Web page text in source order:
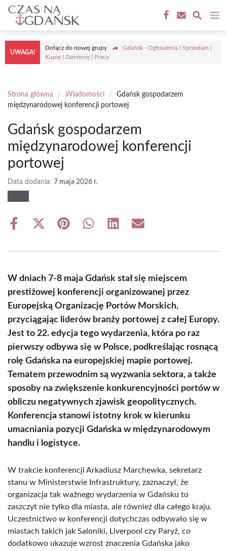
Przejdź
treści
UWAGA!
Dołącz do nowej grupy
Gdańsk - Ogłoszenia | Sprzedam |
Kupię | Zamienię | Praca
Strona główna / Wiadomości /
Gdańsk gospodarzem
międzynarodowej konferencji portowej
Gdańsk gospodarzem
międzynarodowej konferencji
portowej
Data dodania: 7 maja 2026 r.
Share
Share
(Twitter)
Share Share Share Share
W dniach 7-8 maja Gdańsk stał się miejscem
prestiżowej konferencji organizowanej przez
Europejską Organizację Portów Morskich,
przyciągając liderów branży portowej z całej Europy.
Jest to 22. edycja tego wydarzenia, która po raz
pierwszy odbywa się w Polsce, podkreślając rosnącą
rolę Gdańska na europejskiej mapie portowej.
Tematem przewodnim są wyzwania sektora, a także
sposoby na zwiększenie konkurencyjności portów w
obliczu negatywnych zjawisk geopolitycznych.
Konferencja stanowi istotny krok w kierunku
umacniania pozycji Gdańska w międzynarodowym
handlu i logistyce.
W trakcie konferencji Arkadiusz Marchewka, sekretarz
stanu w Ministerstwie Infrastruktury, zaznaczył, że
organizacja tak ważnego wydarzenia w Gdańsku to
zaszczyt nie tylko dla miasta, ale również dla całego kraju.
Uczestnictwo w konferencji dotychczas odbywało się w
miastach takich jak Saloniki, Liverpool czy Paryż, co
dodatkowo ukazuje wzrost znaczenia Gdańska jako